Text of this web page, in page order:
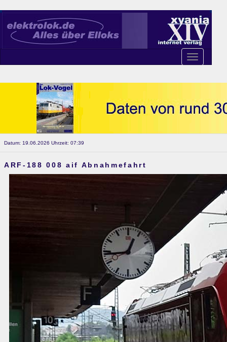
Toggle
navigation
Datum: 19.06.2026 Uhrzeit: 07:39
ARF-188 008 aif Abnahmefahrt